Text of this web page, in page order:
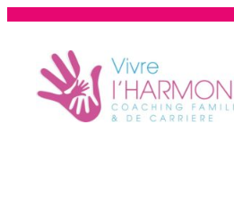
Aller
contenu